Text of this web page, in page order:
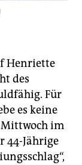
Henriette
des
Für
es keine
Mittwoch im
44-Jährige